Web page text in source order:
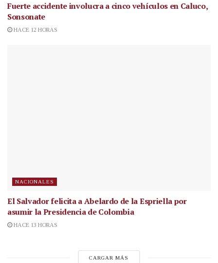
Fuerte accidente involucra a cinco vehículos en Caluco,
Sonsonate
HACE 12 HORAS
NACIONALES
El Salvador felicita a Abelardo de la Espriella por
asumir la Presidencia de Colombia
HACE 13 HORAS
CARGAR MÁS